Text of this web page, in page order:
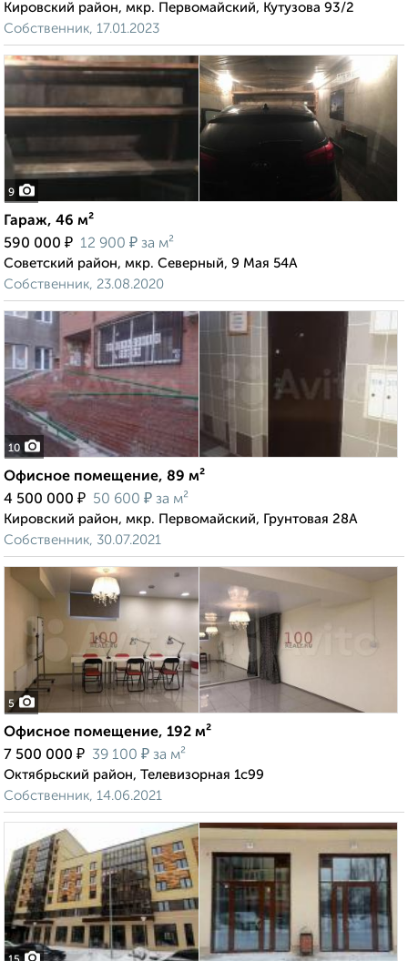
Кировский район, мкр. Первомайский, Кутузова 93/2
Собственник, 17.01.2023
9
Гараж, 46 м²
590 000 ₽ 12 900 ₽ за м²
Советский район, мкр. Северный, 9 Мая 54А
Собственник, 23.08.2020
10
Офисное помещение, 89 м²
4 500 000 ₽ 50 600 ₽ за м²
Кировский район, мкр. Первомайский, Грунтовая 28А
Собственник, 30.07.2021
5
Офисное помещение, 192 м²
7 500 000 ₽ 39 100 ₽ за м²
Октябрьский район, Телевизорная 1с99
Собственник, 14.06.2021